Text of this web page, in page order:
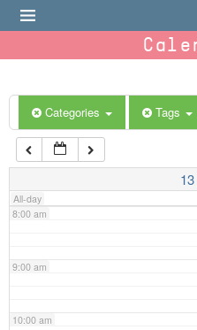
Categories Tags
13
All-day
6:00 am
7:00 am
8:00 am
9:00 am
10:00 am